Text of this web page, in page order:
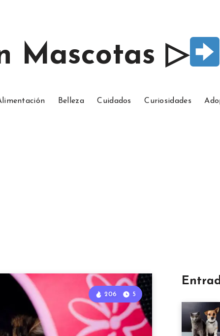
Mascotas ▷
Belleza Cuidados Curiosidades
206 5